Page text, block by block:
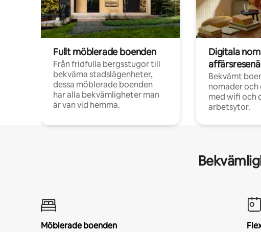
Fullt möblerade boenden
Från fridfulla bergsstugor till
bekväma stadslägenheter,
dessa möblerade boenden
har alla bekvämligheter man
är van vid hemma.
Digitala
Bekvämt
nomader
med wifi och
arbetsytor.
Möblerade boenden